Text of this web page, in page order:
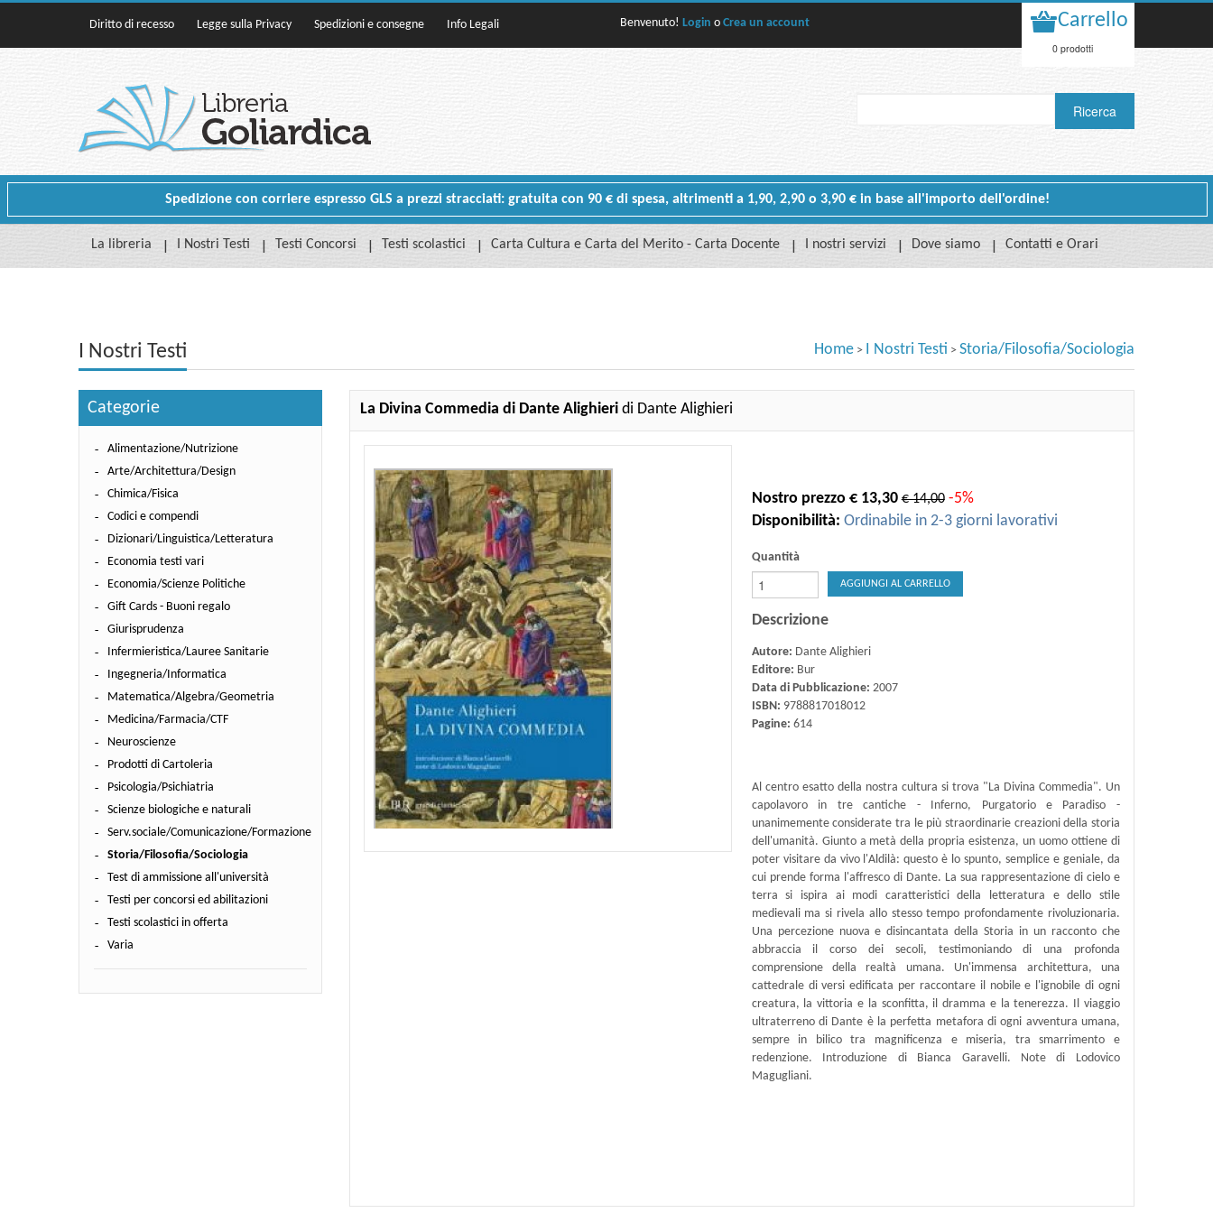
Diritto di recesso Legge sulla Privacy Spedizioni e consegne Info Legali Benvenuto! Login o Crea un account Carrello
0 prodotti
Spedizione con corriere espresso GLS a prezzi stracciati: gratuita con 90 € di spesa, altrimenti a 1,90, 2,90 o 3,90 € in base all'importo dell'ordine!
La libreria I Nostri Testi Testi Concorsi Testi scolastici Carta Cultura e Carta del Merito - Carta Docente I nostri servizi Dove siamo Contatti e Orari
I Nostri Testi Home > I Nostri Testi > Storia/Filosofia/Sociologia
Categorie
Alimentazione/Nutrizione
Arte/Architettura/Design
Chimica/Fisica
Codici e compendi
Dizionari/Linguistica/Letteratura
Economia testi vari
Economia/Scienze Politiche
Gift Cards - Buoni regalo
Giurisprudenza
Infermieristica/Lauree Sanitarie
Ingegneria/Informatica
Matematica/Algebra/Geometria
Medicina/Farmacia/CTF
Neuroscienze
Prodotti di Cartoleria
Psicologia/Psichiatria
Scienze biologiche e naturali
Serv.sociale/Comunicazione/Formazione
Storia/Filosofia/Sociologia
Test di ammissione all'università
Testi per concorsi ed abilitazioni
Testi scolastici in offerta
Varia
La Divina Commedia di Dante Alighieri di Dante Alighieri
Nostro prezzo € 13,30 € 14,00 -5%
Disponibilità: Ordinabile in 2-3 giorni lavorativi
Quantità
AGGIUNGI AL CARRELLO
Descrizione
Autore: Dante Alighieri
Editore: Bur
Data di Pubblicazione: 2007
ISBN: 9788817018012
Pagine: 614
Al centro esatto della nostra cultura si trova "La Divina Commedia". Un
capolavoro in tre cantiche - Inferno, Purgatorio e Paradiso -
unanimemente considerate tra le più straordinarie creazioni della storia
dell'umanità. Giunto a metà della propria esistenza, un uomo ottiene di
poter visitare da vivo l'Aldilà: questo è lo spunto, semplice e geniale, da
cui prende forma l'affresco di Dante. La sua rappresentazione di cielo e
terra si ispira ai modi caratteristici della letteratura e dello stile
medievali ma si rivela allo stesso tempo profondamente rivoluzionaria.
Una percezione nuova e disincantata della Storia in un racconto che
abbraccia il corso dei secoli, testimoniando di una profonda
comprensione della realtà umana. Un'immensa architettura, una
cattedrale di versi edificata per raccontare il nobile e l'ignobile di ogni
creatura, la vittoria e la sconfitta, il dramma e la tenerezza. Il viaggio
ultraterreno di Dante è la perfetta metafora di ogni avventura umana,
sempre in bilico tra magnificenza e miseria, tra smarrimento e
redenzione. Introduzione di Bianca Garavelli. Note di Lodovico
Magugliani.